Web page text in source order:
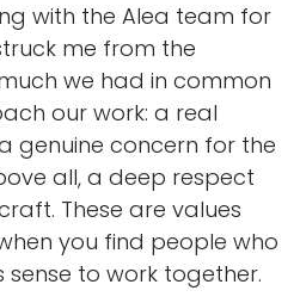
with the Alea team for
me from the
we had in common
our work: a real
genuine concern for the
all, a deep respect
These are values
you find people who
sense to work together.